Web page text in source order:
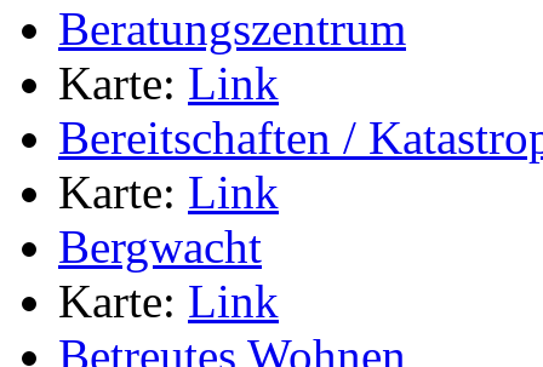
Beratungszentrum
Karte: Link
Bereitschaften /
Karte: Link
Bergwacht
Karte: Link
Betreutes Wohnen